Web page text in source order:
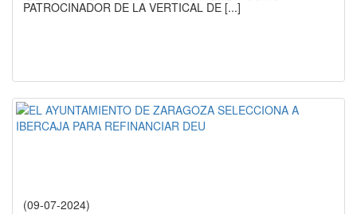
PATROCINADOR DE LA VERTICAL DE [...]
(09-07-2024)